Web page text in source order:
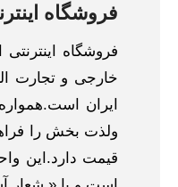
فروشگاه
خارجی و تجارت
ایران
ولذت بخش را
قیمت دارد.این